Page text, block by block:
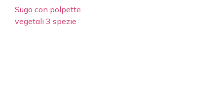
Sugo con polpette
vegetali 3 spezie